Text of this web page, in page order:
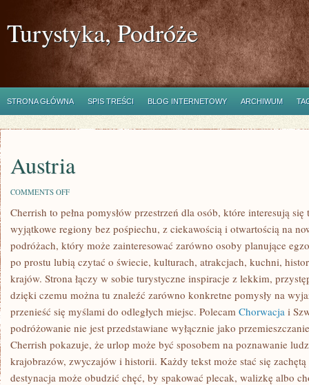
Turystyka, Podróże
STRONA GŁÓWNA SPIS TREŚCI BLOG INTERNETOWY ARCHIWUM
Austria
COMMENTS OFFON
Cherrish to pełna pomysłów przestrzeń dla osób, które interesują
wyjątkowe regiony bez pośpiechu, z ciekawością i otwartością na
podróżach, który może zainteresować zarówno osoby planujące
po prostu lubią czytać o świecie, kulturach, atrakcjach, kuchni,
krajów. Strona łączy w sobie turystyczne inspiracje z lekkim,
dzięki czemu można tu znaleźć zarówno konkretne pomysły na
przenieść się myślami do odległych miejsc. Polecam Chorwacja i
podróżowanie nie jest przedstawiane wyłącznie jako
Cherrish pokazuje, że urlop może być sposobem na poznawanie
krajobrazów, zwyczajów i historii. Każdy tekst może stać się
destynacja może obudzić chęć, by spakować plecak, walizkę albo